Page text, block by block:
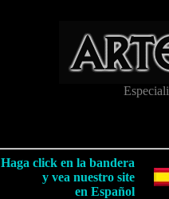
Haga click en la bandera
y vea nuestro site
en Español